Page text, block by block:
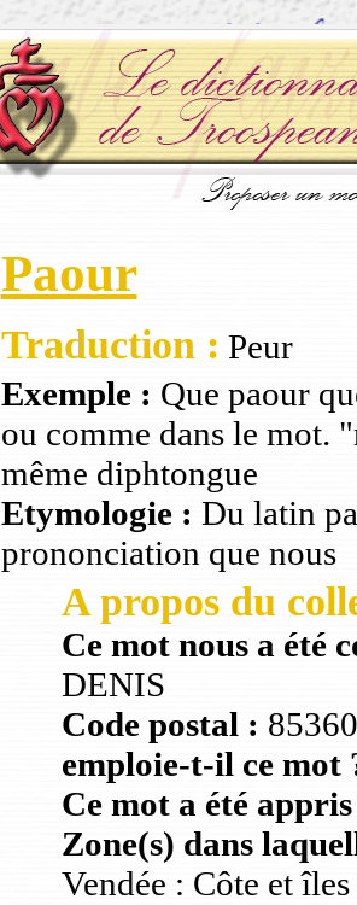
Paour
Traduction : Peur
Exemple : Que paour
ou comme dans le mot.
même diphtongue
Etymologie : Du latin
prononciation que nous
A propos du
Ce mot nous a été
DENIS
Code postal :
emploie-t-il ce mot
Ce mot a été
Zone(s) dans
Vendée : Côte et îles